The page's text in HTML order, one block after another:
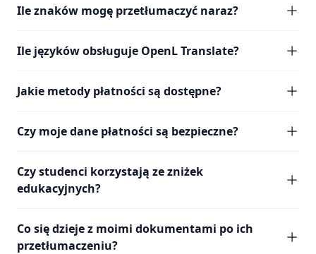
Ile znaków mogę przetłumaczyć naraz?
Ile języków obsługuje OpenL Translate?
Jakie metody płatności są dostępne?
Czy moje dane płatności są bezpieczne?
Czy studenci korzystają ze zniżek
edukacyjnych?
Co się dzieje z moimi dokumentami po ich
przetłumaczeniu?